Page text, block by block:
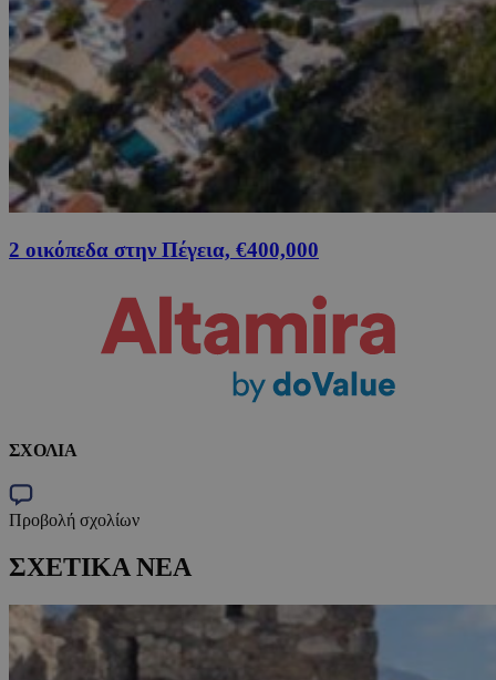
2 οικόπεδα στην Πέγεια, €400,000
ΣΧΟΛΙΑ
Προβολή σχολίων
ΣΧΕΤΙΚΑ ΝΕΑ